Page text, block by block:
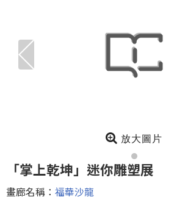
放大圖片
「掌上乾坤」迷你雕塑展
畫廊名稱： 福華沙龍